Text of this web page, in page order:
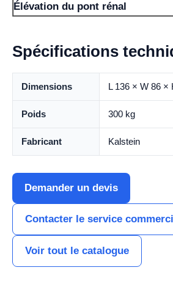
Élévation du pont rénal
Spécifications
Dimensions L 136 × W 86 ×
Poids 300 kg
Fabricant Kalstein
Demander un devis
Contacter le service
Voir tout le catalogue